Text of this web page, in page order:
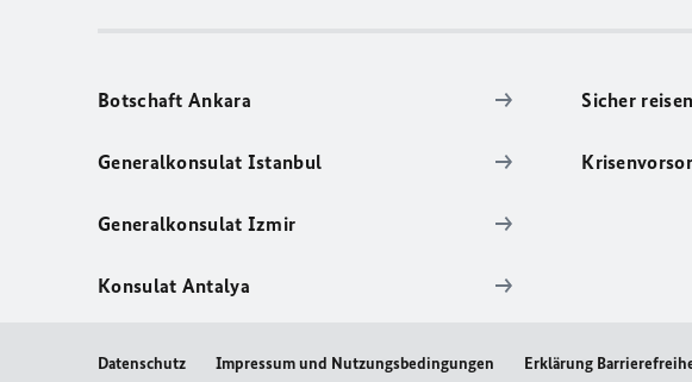
Botschaft Ankara
Generalkonsulat Istanbul
Generalkonsulat Izmir
Konsulat Antalya
Sicher
Datenschutz Impressum und Nutzungsbedingungen Erklärung